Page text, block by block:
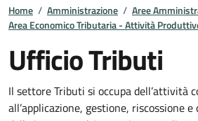
Home / Amministrazione / Aree
Area Economico Tributaria - Attività
Ufficio Tributi
Il settore Tributi si occupa dell’attività
all’applicazione, gestione, riscossione